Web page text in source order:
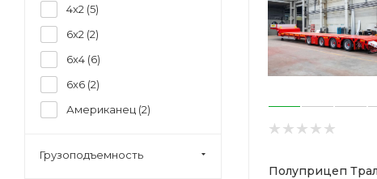
Полуприцеп Трал
4x2 (5)
6x2 (2)
6x4 (6)
6x6 (2)
Американец (2)
Грузоподъемность